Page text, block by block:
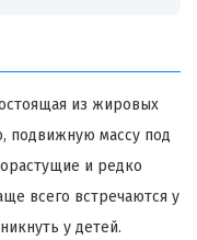
из жировых
подвижную массу под
и редко
всего встречаются у
у детей.